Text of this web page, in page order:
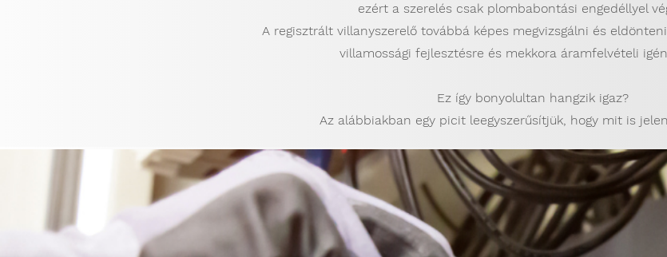
ezért a szerelés csak plombabontási engedéllyel
A regisztrált villanyszerelő továbbá képes megvizsgálni és
villamossági fejlesztésre és mekkora áramfelvételi
Ez így bonyolultan hangzik igaz?
Az alábbiakban egy picit leegyszerűsítjük, hogy mit is